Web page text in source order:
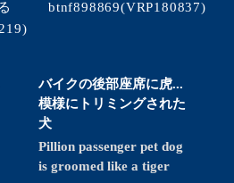
バイクの後部座席に虎...
模様にトリミングされた
犬
Pillion passenger pet dog
is groomed like a tiger